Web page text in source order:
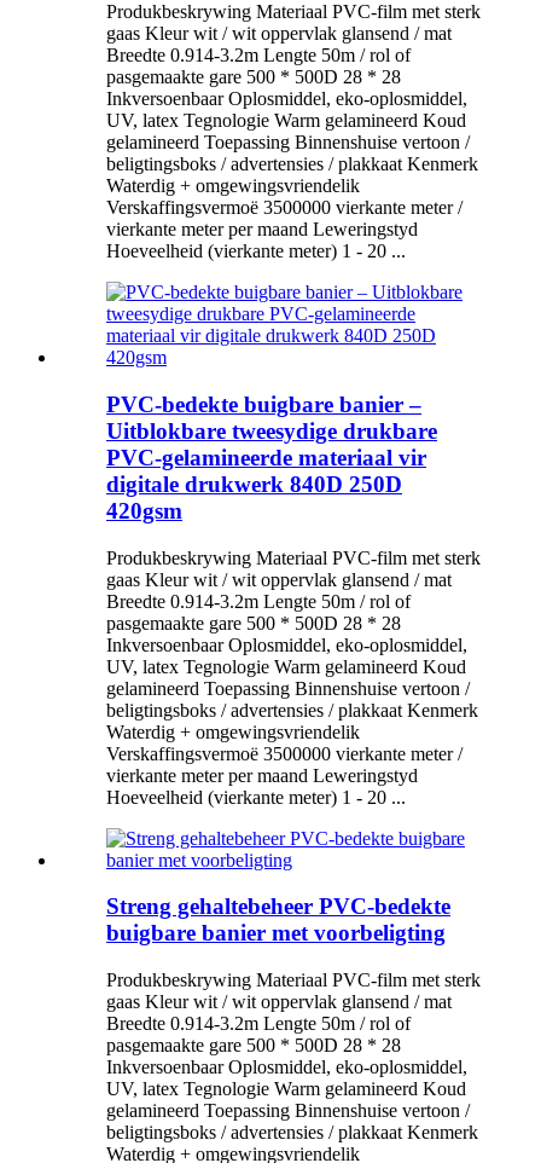
Produkbeskrywing Materiaal PVC-film met sterk
gaas Kleur wit / wit oppervlak glansend / mat
Breedte 0.914-3.2m Lengte 50m / rol of
pasgemaakte gare 500 * 500D 28 * 28
Inkversoenbaar Oplosmiddel, eko-oplosmiddel,
UV, latex Tegnologie Warm gelamineerd Koud
gelamineerd Toepassing Binnenshuise vertoon /
beligtingsboks / advertensies / plakkaat Kenmerk
Waterdig + omgewingsvriendelik
Verskaffingsvermoë 3500000 vierkante meter /
vierkante meter per maand Leweringstyd
Hoeveelheid (vierkante meter) 1 - 20 ...
PVC-bedekte buigbare banier –
Uitblokbare tweesydige drukbare
PVC-gelamineerde materiaal vir
digitale drukwerk 840D 250D
420gsm
Produkbeskrywing Materiaal PVC-film met sterk
gaas Kleur wit / wit oppervlak glansend / mat
Breedte 0.914-3.2m Lengte 50m / rol of
pasgemaakte gare 500 * 500D 28 * 28
Inkversoenbaar Oplosmiddel, eko-oplosmiddel,
UV, latex Tegnologie Warm gelamineerd Koud
gelamineerd Toepassing Binnenshuise vertoon /
beligtingsboks / advertensies / plakkaat Kenmerk
Waterdig + omgewingsvriendelik
Verskaffingsvermoë 3500000 vierkante meter /
vierkante meter per maand Leweringstyd
Hoeveelheid (vierkante meter) 1 - 20 ...
Streng gehaltebeheer PVC-bedekte
buigbare banier met voorbeligting
Produkbeskrywing Materiaal PVC-film met sterk
gaas Kleur wit / wit oppervlak glansend / mat
Breedte 0.914-3.2m Lengte 50m / rol of
pasgemaakte gare 500 * 500D 28 * 28
Inkversoenbaar Oplosmiddel, eko-oplosmiddel,
UV, latex Tegnologie Warm gelamineerd Koud
gelamineerd Toepassing Binnenshuise vertoon /
beligtingsboks / advertensies / plakkaat Kenmerk
Waterdig + omgewingsvriendelik